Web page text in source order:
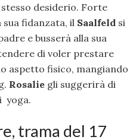
desiderio. Forte
sua fidanzata, il Saalfeld si
e busserà alla sua
di voler prestare
aspetto fisico, mangiando
Rosalie gli suggerirà di
yoga.
trama del 17